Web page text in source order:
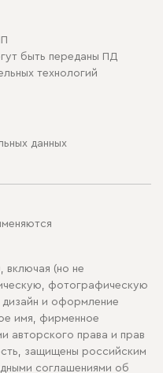
быть переданы ПД
технологий
данных
(но не
фотографическую
и оформление
имя, фирменное
авторского права и прав
защищены российским
соглашениями об